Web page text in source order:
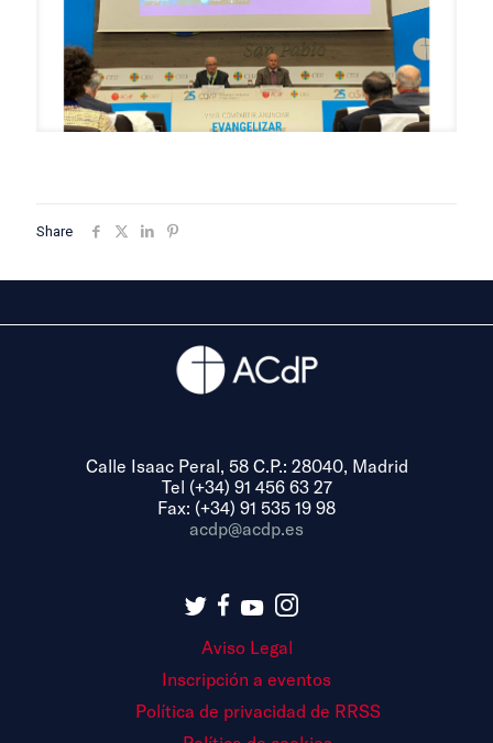
Share
Calle Isaac Peral, 58 C.P.: 28040, Madrid
Tel (+34) 91 456 63 27
Fax: (+34) 91 535 19 98
acdp@acdp.es
Aviso Legal
Inscripción a eventos
Política de privacidad de RRSS